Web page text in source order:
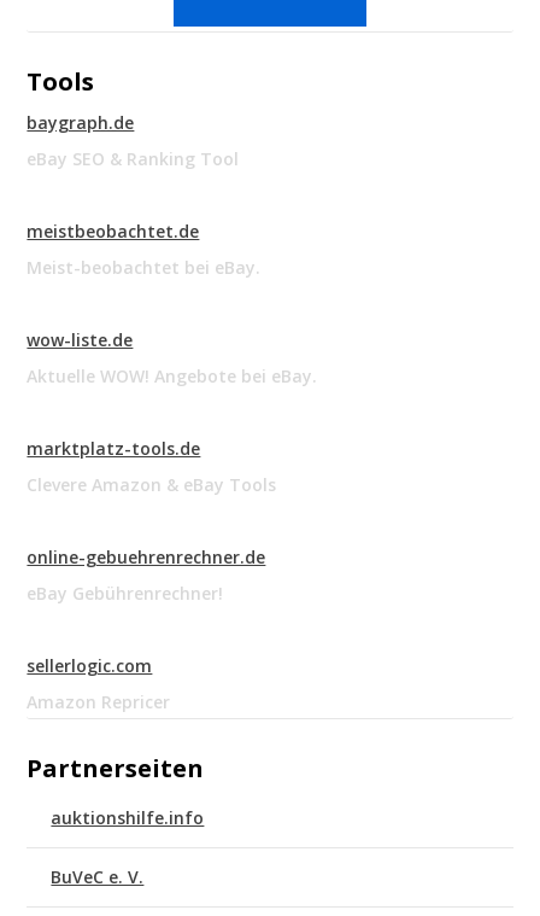
Tools
baygraph.de
eBay SEO & Ranking Tool
meistbeobachtet.de
Meist-beobachtet bei eBay.
wow-liste.de
Aktuelle WOW! Angebote bei eBay.
marktplatz-tools.de
Clevere Amazon & eBay Tools
online-gebuehrenrechner.de
eBay Gebührenrechner!
sellerlogic.com
Amazon Repricer
Partnerseiten
auktionshilfe.info
BuVeC e. V.